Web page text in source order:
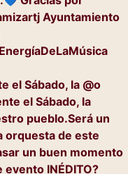
el Sábado, la @o